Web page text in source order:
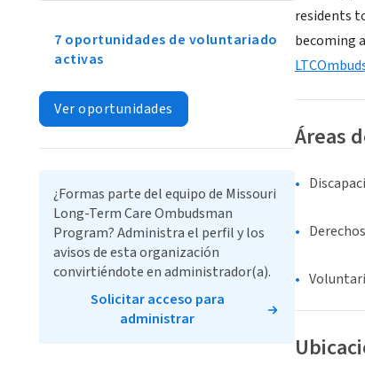
residents
becoming
Áreas
7 oportunidades de voluntariado
activas
Ver oportunidades
¿Formas parte del equipo de Missouri
Long-Term Care Ombudsman
Program? Administra el perfil y los
avisos de esta organización
convirtiéndote en administrador(a).
Solicitar acceso para
administrar